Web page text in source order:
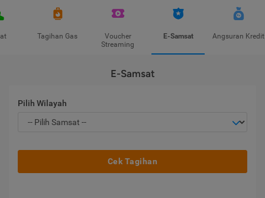
Tagihan Gas
Voucher
Streaming
E-Samsat Angsuran Kredit
E-Samsat
Pilih Wilayah
Cek Tagihan